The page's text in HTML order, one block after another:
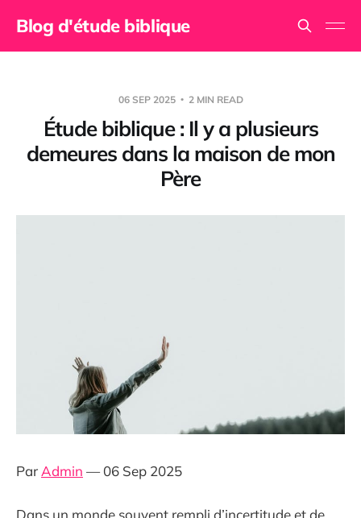
Blog d'étude biblique
06 SEP 2025 2 MIN READ
Étude biblique : Il y a plusieurs
demeures dans la maison de mon
Père
Par Admin — 06 Sep 2025
Dans un monde souvent rempli d’incertitude et de